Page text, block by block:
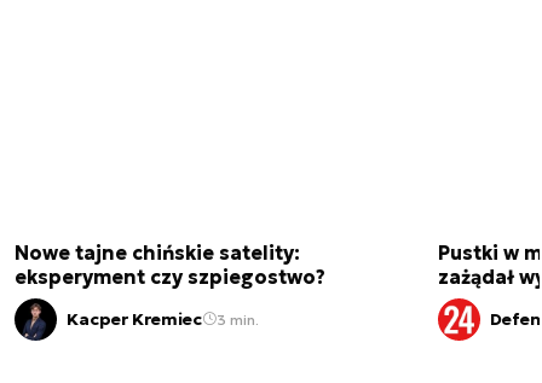
Nowe tajne chińskie satelity:
eksperyment czy szpiegostwo?
Kacper Kremiec 3 min.
Pustki w
zażądał